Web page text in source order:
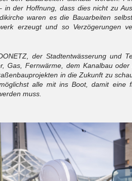
in der Hoffnung, dass dies nicht zu
waren es die Bauarbeiten
erzeugt und so Verzögerungen
der Stadtentwässerung und
Gas, Fernwärme, dem Kanalbau
in die Zukunft zu
alle mit ins Boot, damit eine
muss.